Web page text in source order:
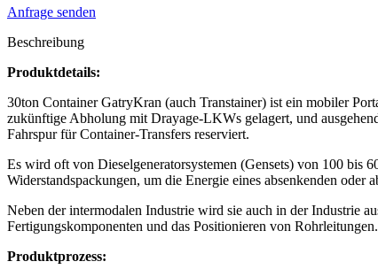
Anfrage senden
Beschreibung
Produktdetails:
30ton Container GatryKran (auch Transtainer) ist ein mobiler
zukünftige Abholung mit Drayage-LKWs gelagert, und
Fahrspur für Container-Transfers reserviert.
Es wird oft von Dieselgeneratorsystemen (Gensets) von 100 bis
Widerstandspackungen, um die Energie eines absenkenden oder
Neben der intermodalen Industrie wird sie auch in der Industrie
Fertigungskomponenten und das Positionieren von Rohrleitungen.
Produktprozess: